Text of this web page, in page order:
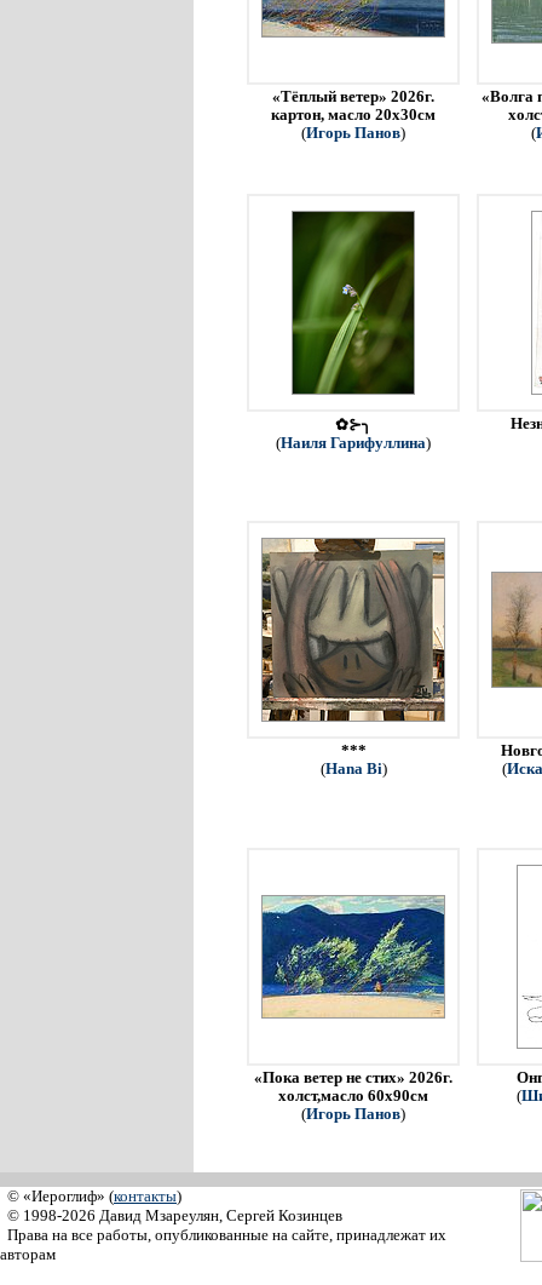
«Тёплый ветер» 2026г.
картон, масло 20х30см
(Игорь Панов)
«Волга
(
✿⊱╮
(Наиля Гарифуллина)
***
(Hana Bi)
(
«Пока ветер не стих» 2026г.
холст,масло 60х90см
(Игорь Панов)
(
© «Иероглиф» (контакты)
© 1998-2026 Давид Мзареулян, Сергей Козинцев
Права на все работы, опубликованные на сайте, принадлежат их
авторам